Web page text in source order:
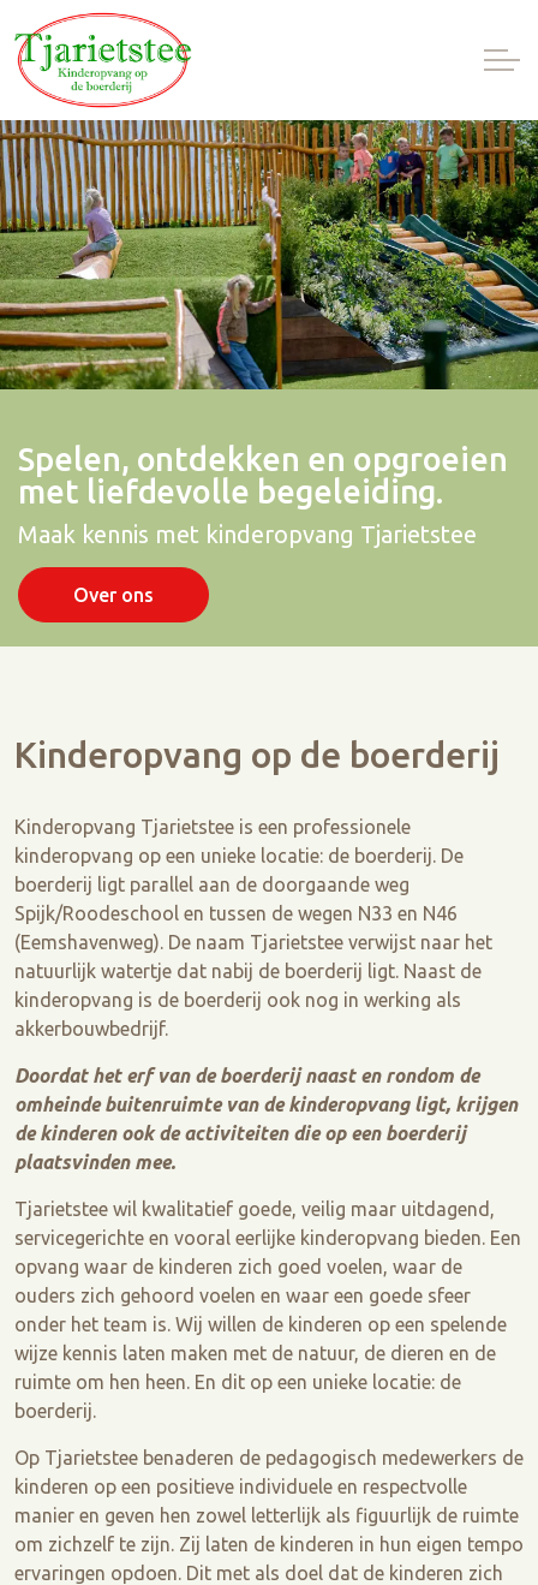
Spelen, ontdekken en opgroeien
met liefdevolle begeleiding.
Maak kennis met kinderopvang Tjarietstee
Over ons
Kinderopvang op de boerderij
Kinderopvang Tjarietstee is een professionele
kinderopvang op een unieke locatie: de boerderij. De
boerderij ligt parallel aan de doorgaande weg
Spijk/Roodeschool en tussen de wegen N33 en N46
(Eemshavenweg). De naam Tjarietstee verwijst naar het
natuurlijk watertje dat nabij de boerderij ligt. Naast de
kinderopvang is de boerderij ook nog in werking als
akkerbouwbedrijf.
Doordat het erf van de boerderij naast en rondom de
omheinde buitenruimte van de kinderopvang ligt, krijgen
de kinderen ook de activiteiten die op een boerderij
plaatsvinden mee.
Tjarietstee wil kwalitatief goede, veilig maar uitdagend,
servicegerichte en vooral eerlijke kinderopvang bieden. Een
opvang waar de kinderen zich goed voelen, waar de
ouders zich gehoord voelen en waar een goede sfeer
onder het team is. Wij willen de kinderen op een spelende
wijze kennis laten maken met de natuur, de dieren en de
ruimte om hen heen. En dit op een unieke locatie: de
boerderij.
Op Tjarietstee benaderen de pedagogisch medewerkers de
kinderen op een positieve individuele en respectvolle
manier en geven hen zowel letterlijk als figuurlijk de ruimte
om zichzelf te zijn. Zij laten de kinderen in hun eigen tempo
ervaringen opdoen. Dit met als doel dat de kinderen zich